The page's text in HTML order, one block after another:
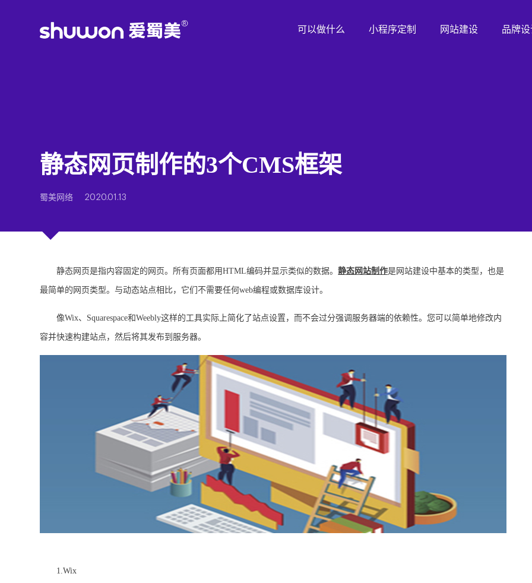
可以做什么 小程序定制 网站建设 品牌设
静态网页制作的3个CMS框架
蜀美网络 2020.01.13
静态网页是指内容固定的网页。所有页面都用HTML编码并显示类似的数据。静态网站制作是网站建设中基本的类型，也是
最简单的网页类型。与动态站点相比，它们不需要任何web编程或数据库设计。
像Wix、Squarespace和Weebly这样的工具实际上简化了站点设置，而不会过分强调服务器端的依赖性。您可以简单地修改内
容并快速构建站点，然后将其发布到服务器。
1.Wix